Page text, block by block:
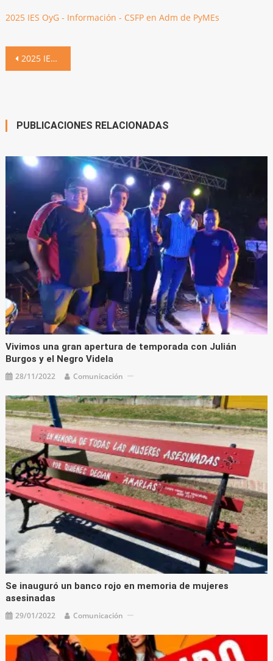
2025 IES OyG - Información - CSFP en Adm de PyMEs
Navegación
2025 IES OyG – Información – CSFP en Adm de PyMEs
PUBLICACIONES RELACIONADAS
Vivimos una gran apertura de temporada con Julián
Burgos y el Negro Videla
28/11/2022 Comunicación
Se inauguró un banco rojo en memoria de mujeres
asesinadas
29/01/2022 Comunicación